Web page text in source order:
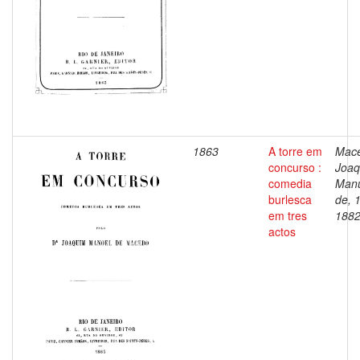
1863
A torre em
concurso :
comedia
burlesca
em tres
actos
de,
1882